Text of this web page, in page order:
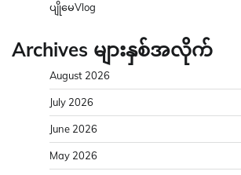
ပျိုမေVlog
Archives များနှစ်အလိုက်
August 2026
July 2026
June 2026
May 2026